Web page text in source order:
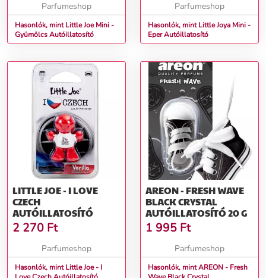
Parfumeshop
Hasonlók, mint Little Joe Mini -
Gyümölcs Autóillatosító
Parfumeshop
Hasonlók, mint Little Joya Mini -
Eper Autóillatosító
LITTLE JOE - I LOVE
CZECH
AUTÓILLATOSÍTÓ
2 270 Ft
Parfumeshop
Hasonlók, mint Little Joe - I
AREON - FRESH WAVE
BLACK CRYSTAL
AUTÓILLATOSÍTÓ 20 G
1 995 Ft
Parfumeshop
Hasonlók, mint AREON - Fresh